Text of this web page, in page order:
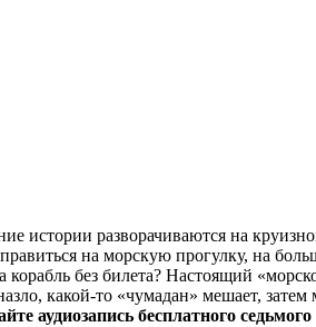
истории разворачиваются на
на морскую прогулку, на
без билета? Настоящий
какой-то «чумадан» мешает,
аудиозапись бесплатного